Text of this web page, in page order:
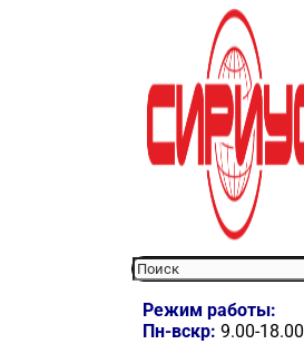
Режим работы:
Пн-вскр: 9.00-18.00